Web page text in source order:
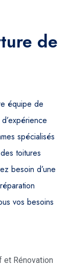
de
équipe de
spécialisés
toitures
besoin d’une
vos besoins
et Rénovation